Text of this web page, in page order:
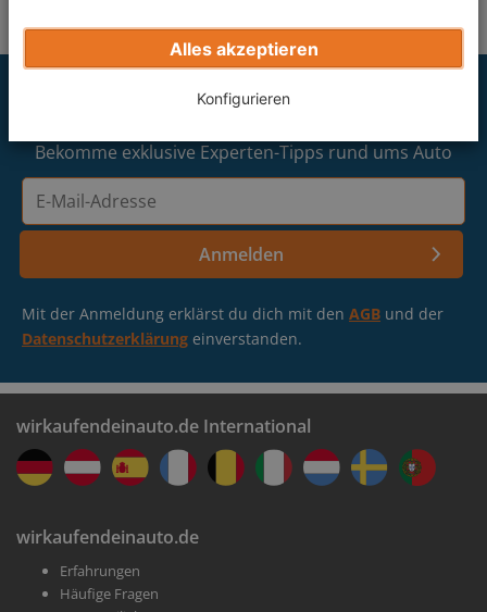
Gib deine Auto-Infos ein
Lass deine Auto-Infos bestätigen
Buche einen Termin in einer Filiale in deiner Nähe
Erhalte dein Geld
Wir kaufen dein Auto in weniger als einer Stunde
Kurz nach der gegenüberliegenden Star-Tankstelle
rechts in die Kunstfelder Straße abbiegen.
Nach 400 m links in die Rönsahler Straße abbiegen.
Nach etwa 200 m befindet sich unsere Filiale auf der
Dormagen
Köln-Brühl
Hilden
Jetzt für unseren Newsletter
anmelden
Bekomme exklusive Experten-Tipps rund ums Auto
Adresse
Anmelden
Mit der Anmeldung erklärst du dich mit den AGB und der
Datenschutzerklärung einverstanden.
wirkaufendeinauto.de International
wirkaufendeinauto.de
Erfahrungen
Häufige Fragen
Alles akzeptieren
Konfigurieren